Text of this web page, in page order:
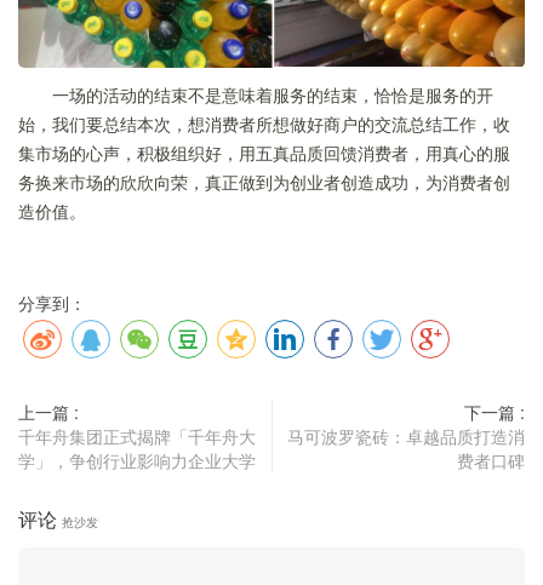
一场的活动的结束不是意味着服务的结束，恰恰是服务的开
始，我们要总结本次，想消费者所想做好商户的交流总结工作，收
集市场的心声，积极组织好，用五真品质回馈消费者，用真心的服
务换来市场的欣欣向荣，真正做到为创业者创造成功，为消费者创
造价值。
分享到：
上一篇 :
千年舟集团正式揭牌「千年舟大
学」，争创行业影响力企业大学
下一篇 :
马可波罗瓷砖：卓越品质打造消
费者口碑
评论 抢沙发